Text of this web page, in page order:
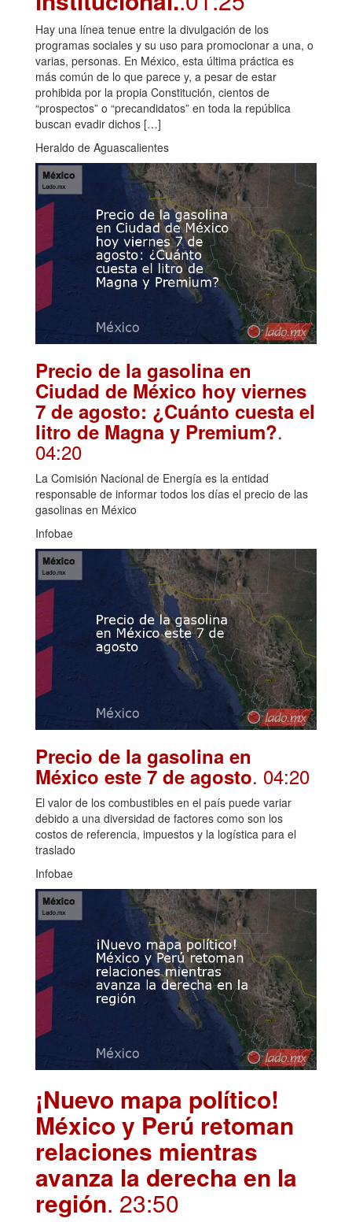
Hay una línea tenue entre la divulgación de los
programas sociales y su uso para promocionar a una, o
varias, personas. En México, esta última práctica es
más común de lo que parece y, a pesar de estar
prohibida por la propia Constitución, cientos de
“prospectos” o “precandidatos” en toda la república
buscan evadir dichos […]
Heraldo de Aguascalientes
Precio de la gasolina en
Ciudad de México hoy viernes
7 de agosto: ¿Cuánto cuesta el
litro de Magna y Premium?.
04:20
La Comisión Nacional de Energía es la entidad
responsable de informar todos los días el precio de las
gasolinas en México
Infobae
Precio de la gasolina en
México este 7 de agosto. 04:20
El valor de los combustibles en el país puede variar
debido a una diversidad de factores como son los
costos de referencia, impuestos y la logística para el
traslado
Infobae
¡Nuevo mapa político!
México y Perú retoman
relaciones mientras
avanza la derecha en la
región. 23:50